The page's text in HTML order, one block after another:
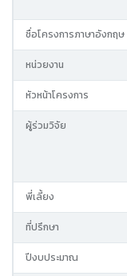
ชื่อโครงการภาษาอังกฤษ
หน่วยงาน
หัวหน้าโครงการ
ผู้ร่วมวิจัย
พี่เลี้ยง
ที่ปรึกษา
ปีงบประมาณ